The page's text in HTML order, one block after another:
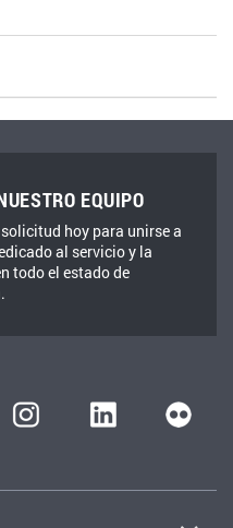
EQUIPO
hoy para unirse a
al servicio y la
todo el estado de